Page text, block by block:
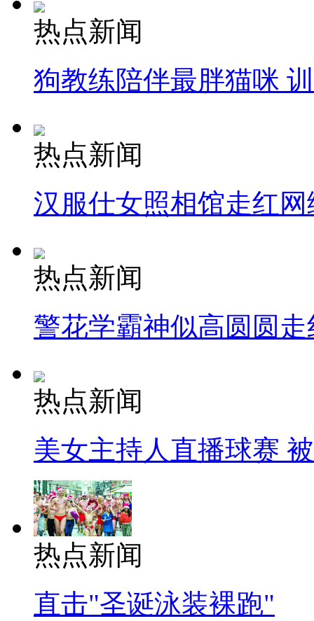
热点新闻
狗教练陪伴最胖猫咪
热点新闻
汉服仕女照相馆走红网
热点新闻
警花学霸神似高圆圆走
热点新闻
美女主持人直播球赛
热点新闻
直击"圣诞泳装裸跑"